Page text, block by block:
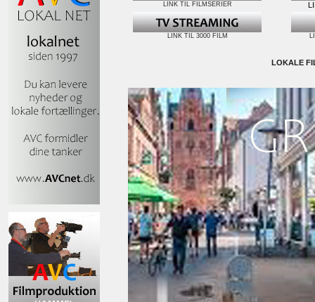
LINK TIL FILMSERIER
LINK TIL 3000 FILM
LOKALE